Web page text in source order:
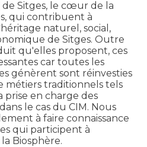
de Sitges, le cœur de la
qui contribuent à
naturel, social,
de Sitges. Outre
qu'elles proposent, ces
car toutes les
génèrent sont réinvesties
métiers traditionnels tels
prise en charge des
le cas du CIM. Nous
à faire connaissance
qui participent à
Biosphère.